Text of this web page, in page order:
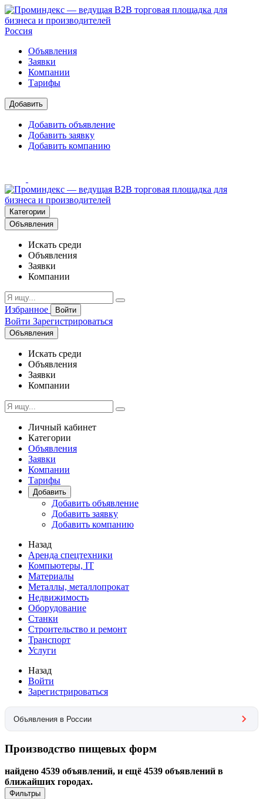
Россия
Объявления
Заявки
Компании
Тарифы
Добавить
Добавить объявление
Добавить заявку
Добавить компанию
Категории
Объявления
Искать среди
Объявления
Заявки
Компании
Избранное Войти
Войти Зарегистрироваться
Объявления
Искать среди
Объявления
Заявки
Компании
Личный кабинет
Категории
Объявления
Заявки
Компании
Тарифы
Добавить
Добавить объявление
Добавить заявку
Добавить компанию
Назад
Аренда спецтехники
Компьютеры, IT
Материалы
Металлы, металлопрокат
Недвижимость
Оборудование
Станки
Строительство и ремонт
Транспорт
Услуги
Назад
Войти
Зарегистрироваться
Объявления в России
Производство пищевых форм
найдено 4539 объявлений, и ещё 4539 объявлений в
ближайших городах.
Фильтры